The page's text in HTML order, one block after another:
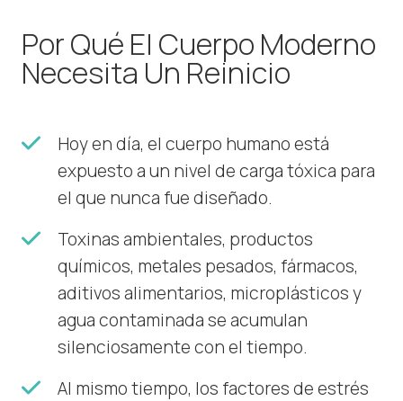
Por Qué El Cuerpo Moderno
Necesita Un Reinicio
Hoy en día, el cuerpo humano está
expuesto a un nivel de carga tóxica para
el que nunca fue diseñado.
Toxinas ambientales, productos
químicos, metales pesados, fármacos,
aditivos alimentarios, microplásticos y
agua contaminada se acumulan
silenciosamente con el tiempo.
Al mismo tiempo, los factores de estrés